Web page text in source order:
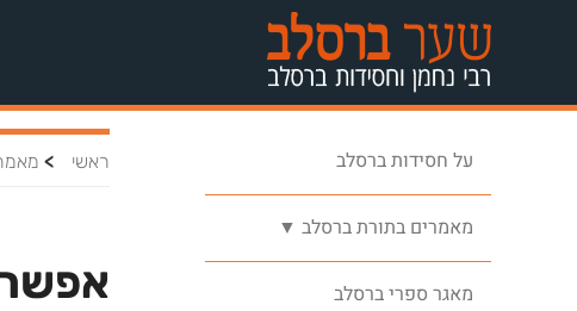
על חסידות ברסלב
מאמרים בתורת ברסלב ▼
מאגר ספרי ברסלב
ראשי >